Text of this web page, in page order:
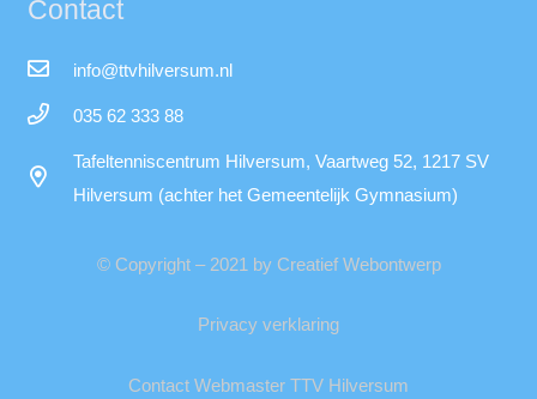
Contact
info@ttvhilversum.nl
035 62 333 88
Tafeltenniscentrum Hilversum, Vaartweg 52, 1217 SV
Hilversum (achter het Gemeentelijk Gymnasium)
© Copyright – 2021 by Creatief Webontwerp
Privacy verklaring
Contact Webmaster TTV Hilversum